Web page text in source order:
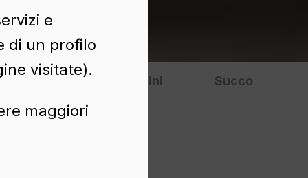
Varios Vini Succo
e
di un profilo
visitate).
maggiori